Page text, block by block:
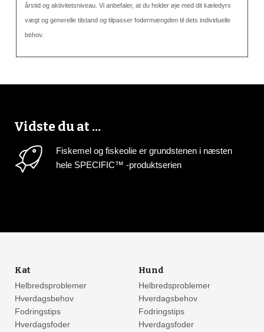
årstid og aktivitetsniveau. Vi anbefaler, at du holder øje med dit kæledyrs
vægt og generelle tilstand og tilpasser fodermængden til dets individuelle
behov.
Vidste du at ...
Fiskemel og fiskeolie er grundstenen i næsten
hele SPECIFIC™ -produktserien
Kat
Helbredsproblemer
Hverdagsbehov
Fodringstips
Hverdagsfoder
Hund
Helbredsproblemer
Hverdagsbehov
Fodringstips
Hverdagsfoder